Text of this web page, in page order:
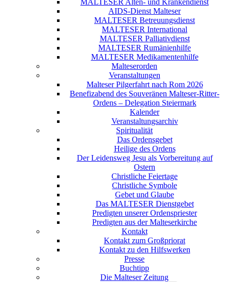
MALTESER Alten- und Krankendienst
AIDS-Dienst Malteser
MALTESER Betreuungsdienst
MALTESER International
MALTESER Palliativdienst
MALTESER Rumänienhilfe
MALTESER Medikamentenhilfe
Malteserorden
Veranstaltungen
Malteser Pilgerfahrt nach Rom 2026
Benefizabend des Souveränen Malteser-Ritter-
Ordens – Delegation Steiermark
Kalender
Veranstaltungsarchiv
Spiritualität
Das Ordensgebet
Heilige des Ordens
Der Leidensweg Jesu als Vorbereitung auf
Ostern
Christliche Feiertage
Christliche Symbole
Gebet und Glaube
Das MALTESER Dienstgebet
Predigten unserer Ordenspriester
Predigten aus der Malteserkirche
Kontakt
Kontakt zum Großpriorat
Kontakt zu den Hilfswerken
Presse
Buchtipp
Die Malteser Zeitung